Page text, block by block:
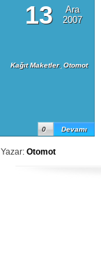
13
Ara
2007
Kağıt Maketler, Otomot
Devamı
0
Yazar: Otomot